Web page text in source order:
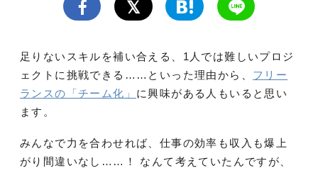
足りないスキルを補い合える、1人では難しいプロジ
ェクトに挑戦できる……といった理由から、 フリー
ランスの「チーム化」 に興味がある人もいると思い
ます。
みんなで力を合わせれば、仕事の効率も収入も爆上
がり間違いなし……！ なんて考えていたんですが、